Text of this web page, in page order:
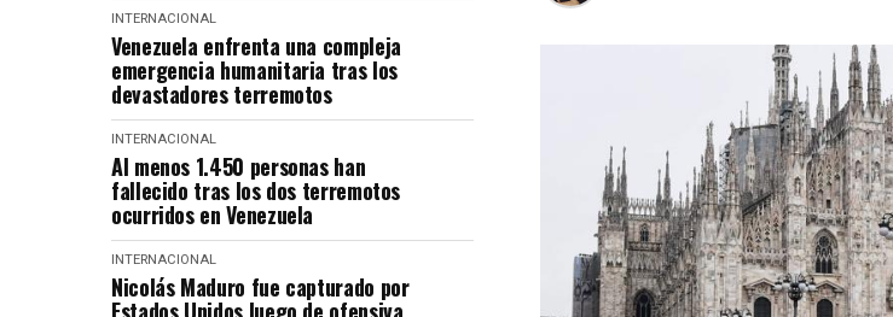
INTERNACIONAL
Venezuela enfrenta una compleja
emergencia humanitaria tras los
devastadores terremotos
INTERNACIONAL
Al menos 1.450 personas han
fallecido tras los dos terremotos
ocurridos en Venezuela
INTERNACIONAL
Nicolás Maduro fue capturado por